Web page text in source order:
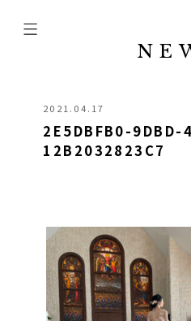
2021.04.17
2E5DBFB0-
12B2032823C7